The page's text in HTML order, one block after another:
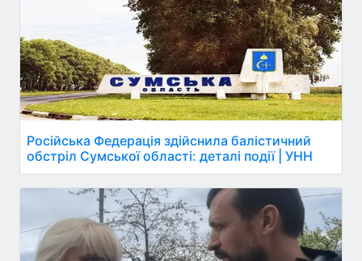
Російська Федерація здійснила балістичний
обстріл Сумської області: деталі події | УНН